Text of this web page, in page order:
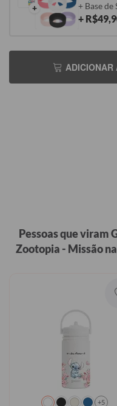
+ + Base de
+
ADICIONAR
Pessoas que viram
Zootopia - Missão
+5